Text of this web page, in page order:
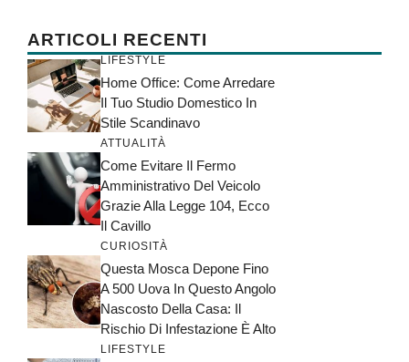
ARTICOLI RECENTI
LIFESTYLE
Home Office: Come Arredare
Il Tuo Studio Domestico In
Stile Scandinavo
ATTUALITÀ
Come Evitare Il Fermo
Amministrativo Del Veicolo
Grazie Alla Legge 104, Ecco
Il Cavillo
CURIOSITÀ
Questa Mosca Depone Fino
A 500 Uova In Questo Angolo
Nascosto Della Casa: Il
Rischio Di Infestazione È Alto
LIFESTYLE